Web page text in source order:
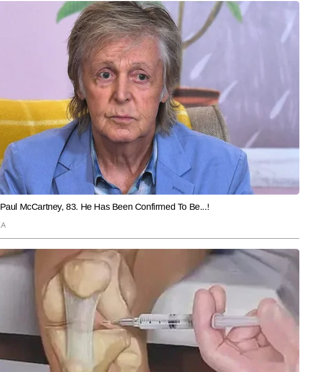
है। अनुराग खबरों की बारीकियों को समझने, फैक्ट चेकिंग और स्टोरी के अहम पहलुओं को पाठकों तक सरल भाषा में पहुंचाने के लिए
जाने जाते हैं। उन्होंने अब तक 10 हजार से अधिक खबरें प्रकाशित की हैं, जिनमें ब्रेकिंग अपडेट्स, एनालिटिकल कंटेंट, स्पेशल
स्टोरीज और न्यूज एक्सप्लेनर्स शामिल हैं।
End of Article